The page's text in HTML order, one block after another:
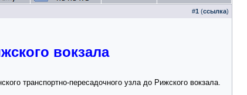
#1 (ссылка)
вокзала
транспортно-пересадочного узла до Рижского вокзала.